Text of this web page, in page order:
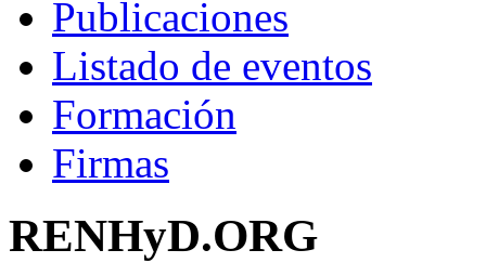
Publicaciones
Listado de eventos
Formación
Firmas
RENHyD.ORG